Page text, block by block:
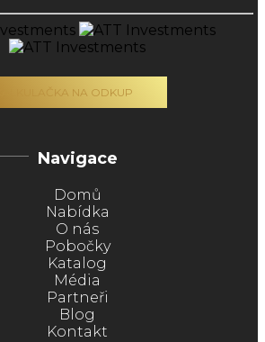
KALKULAČKA NA ODKUP
Navigace
Domů
Nabídka
O nás
Pobočky
Katalog
Média
Partneři
Blog
Kontakt